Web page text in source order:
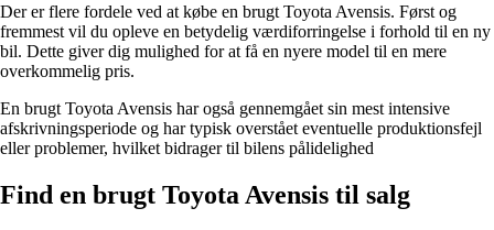
Der er flere fordele ved at købe en brugt Toyota Avensis. Først og
fremmest vil du opleve en betydelig værdiforringelse i forhold til en ny
bil. Dette giver dig mulighed for at få en nyere model til en mere
overkommelig pris.
En brugt Toyota Avensis har også gennemgået sin mest intensive
afskrivningsperiode og har typisk overstået eventuelle produktionsfejl
eller problemer, hvilket bidrager til bilens pålidelighed
Find en brugt Toyota Avensis til salg